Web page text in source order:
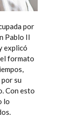
por
Pablo II
explicó
formato
su
Con esto
lo